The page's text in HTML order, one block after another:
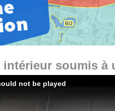
intérieur soumis à
not be played